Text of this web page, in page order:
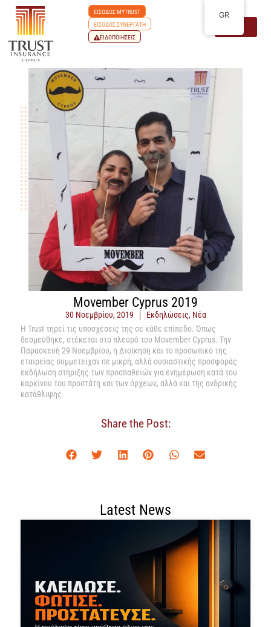
ΕΙΣΟΔΟΣ MYTRUST
ΕΙΣΟΔΟΣ ΣΥΝΕΡΓΑΤΗ
ΕΙΔΟΠΟΙΗΣΕΙΣ
Movember Cyprus 2019
30 Νοεμβρίου, 2019 Εκδηλώσεις, Νέα
Η Trust τηρεί τις υποσχέσεις της σε κάθε επίπεδο. Όπως
δεσμεύθηκε, στέκεται στο πλευρό του Movember Cyprus. Την
Παρασκευή 29 Νοεμβρίου, η Διοίκηση και το προσωπικό της
εταιρείας συμμετείχαν σε μικρή, αλλά ουσιαστικής προσφοράς
εκδήλωση στήριξης των προσπαθειών για ενημέρωση κατά του
καρκίνου του προστάτη και των όρχεων, αλλά και της ανδρικής
κατάθλιψης.
Share the Post:
Latest News
GR